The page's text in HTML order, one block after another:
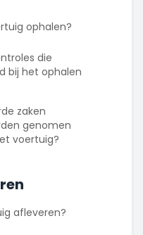
ophalen?
die
bij het ophalen
zaken
genomen
voertuig?
afleveren?